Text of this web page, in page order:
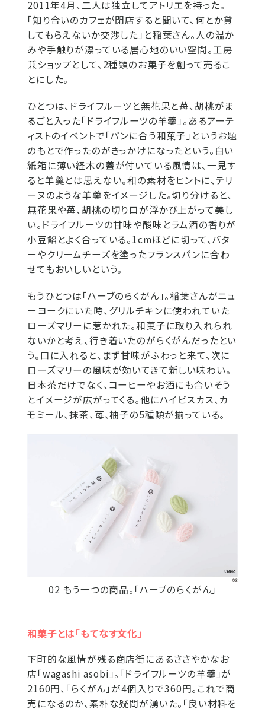
2011年4月、二人は独立してアトリエを持った。
「知り合いのカフェが閉店すると聞いて、何とか貸
してもらえないか交渉した」と稲葉さん。人の温か
みや手触りが漂っている居心地のいい空間。工房
兼ショップとして、2種類のお菓子を創って売るこ
とにした。
ひとつは、ドライフルーツと無花果と苺、胡桃がま
るごと入った「ドライフルーツの羊羹」。あるアーテ
ィストのイベントで「パンに合う和菓子」というお題
のもとで作ったのがきっかけになったという。白い
紙箱に薄い経木の蓋が付いている風情は、一見す
ると羊羹とは思えない。和の素材をヒントに、テリ
ーヌのような羊羹をイメージした。切り分けると、
無花果や苺、胡桃の切り口が浮かび上がって美し
い。ドライフルーツの甘味や酸味とラム酒の香りが
小豆餡とよく合っている。1cmほどに切って、バタ
ーやクリームチーズを塗ったフランスパンに合わ
せてもおいしいという。
もうひとつは「ハーブのらくがん」。稲葉さんがニュ
ーヨークにいた時、グリルチキンに使われていた
ローズマリーに惹かれた。和菓子に取り入れられ
ないかと考え、行き着いたのがらくがんだったとい
う。口に入れると、まず甘味がふわっと来て、次に
ローズマリーの風味が効いてきて新しい味わい。
日本茶だけでなく、コーヒーやお酒にも合いそう
とイメージが広がってくる。他にハイビスカス、カ
モミール、抹茶、苺、柚子の5種類が揃っている。
02 もう一つの商品。「ハーブのらくがん」
和菓子とは「もてなす文化」
下町的な風情が残る商店街にあるささやかなお
店「wagashi asobi」。「ドライフルーツの羊羹」が
2160円、「らくがん」が4個入りで360円。これで商
売になるのか、素朴な疑問が湧いた。「良い材料を